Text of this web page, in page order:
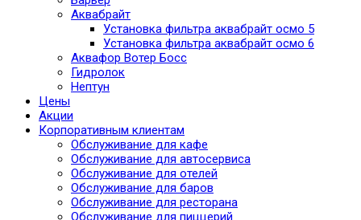
Аквабрайт
Установка фильтра аквабрайт осмо 5
Установка фильтра аквабрайт осмо 6
Аквафор Вотер Босс
Гидролок
Нептун
Цены
Акции
Корпоративным клиентам
Обслуживание для кафе
Обслуживание для автосервиса
Обслуживание для отелей
Обслуживание для баров
Обслуживание для ресторана
Обслуживание для пиццерий